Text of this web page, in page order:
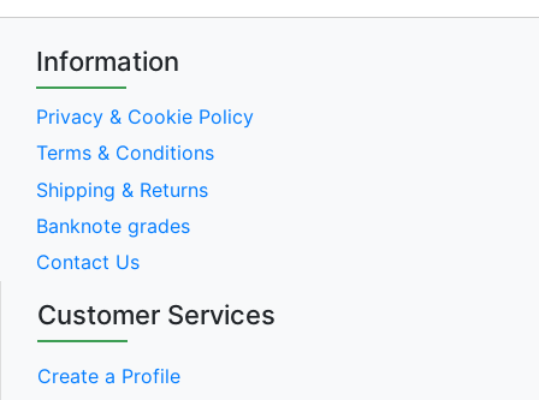
Information
Privacy & Cookie Policy
Terms & Conditions
Shipping & Returns
Banknote grades
Contact Us
Customer Services
Create a Profile